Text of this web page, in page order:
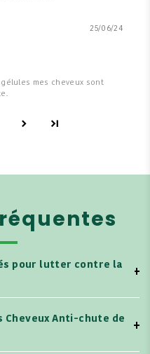
25/06/24
mes cheveux sont
pour lutter contre la
Cheveux Anti-chute de